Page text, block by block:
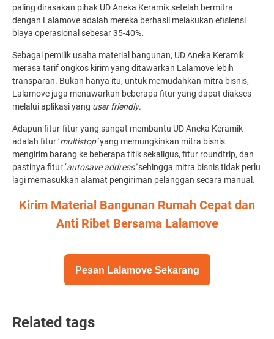
paling dirasakan pihak UD Aneka Keramik setelah bermitra
dengan Lalamove adalah mereka berhasil melakukan efisiensi
biaya operasional sebesar 35-40%.
Sebagai pemilik usaha material bangunan, UD Aneka Keramik
merasa tarif ongkos kirim yang ditawarkan Lalamove lebih
transparan. Bukan hanya itu, untuk memudahkan mitra bisnis,
Lalamove juga menawarkan beberapa fitur yang dapat diakses
melalui aplikasi yang user friendly.
Adapun fitur-fitur yang sangat membantu UD Aneka Keramik
adalah fitur ‘multistop’yang memungkinkan mitra bisnis
mengirim barang ke beberapa titik sekaligus, fitur roundtrip, dan
pastinya fitur ‘autosave address’sehingga mitra bisnis tidak perlu
lagi memasukkan alamat pengiriman pelanggan secara manual.
Kirim Material Bangunan Rumah Cepat dan
Anti Ribet Bersama Lalamove
Pesan Lalamove Sekarang
Related tags